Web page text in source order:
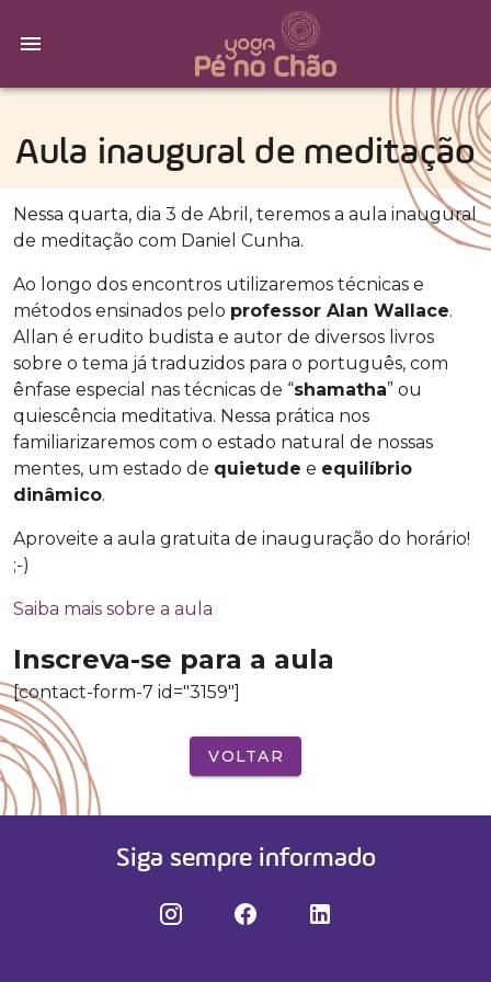
Aula inaugural de meditação
Nessa quarta, dia 3 de Abril, teremos a aula inaugural
de meditação com Daniel Cunha.
Ao longo dos encontros utilizaremos técnicas e
métodos ensinados pelo professor Alan Wallace.
Allan é erudito budista e autor de diversos livros
sobre o tema já traduzidos para o português, com
ênfase especial nas técnicas de “shamatha” ou
quiescência meditativa. Nessa prática nos
familiarizaremos com o estado natural de nossas
mentes, um estado de quietude e equilíbrio
dinâmico.
Aproveite a aula gratuita de inauguração do horário!
;-)
Saiba mais sobre a aula
Inscreva-se para a aula
[contact-form-7 id="3159"]
VOLTAR
Siga sempre informado